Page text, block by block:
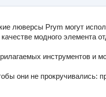
люверсы Prym могут
модного элемента
инструментов и
они не прокручивались: